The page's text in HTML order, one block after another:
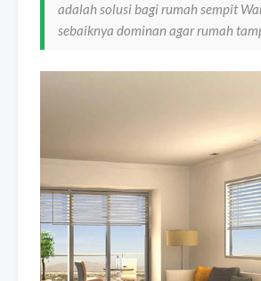
adalah solusi bagi rumah sempit
sebaiknya dominan agar rumah